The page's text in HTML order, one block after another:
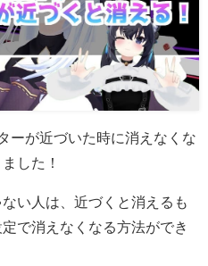
ーが近づいた時に消えなくな
した！
い人は、近づくと消えるも
で消えなくなる方法ができ